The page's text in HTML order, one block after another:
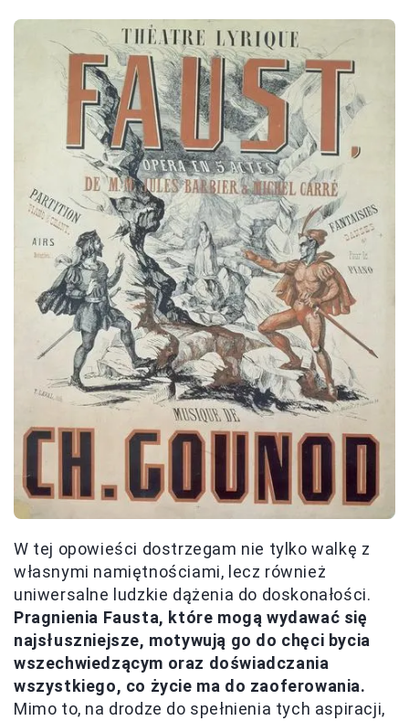
W tej opowieści dostrzegam nie tylko walkę z
własnymi namiętnościami, lecz również
uniwersalne ludzkie dążenia do doskonałości.
Pragnienia Fausta, które mogą wydawać się
najsłuszniejsze, motywują go do chęci bycia
wszechwiedzącym oraz doświadczania
wszystkiego, co życie ma do zaoferowania.
Mimo to, na drodze do spełnienia tych aspiracji,